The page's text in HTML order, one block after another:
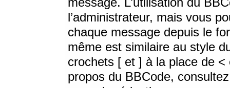
l’administrateur, mais vous
chaque message depuis le
même est similaire au style
crochets [ et ] à la place de <
propos du BBCode,